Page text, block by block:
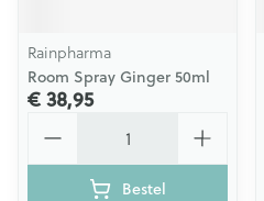
Rainpharma
Room Spray Ginger 50ml
€ 38,95
Bestel